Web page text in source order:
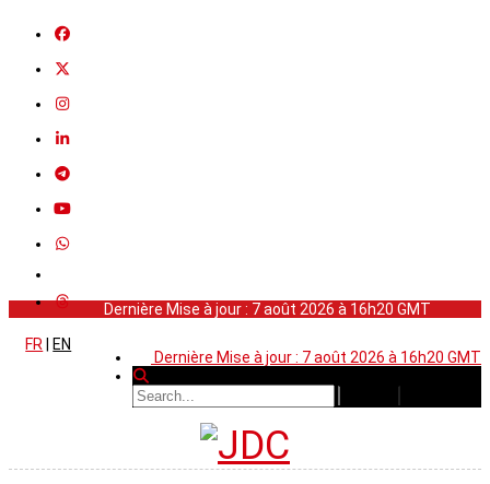
Dernière Mise à jour : 7 août 2026 à 16h20 GMT
Dernière Mise à jour : 7 août 2026 à 16h20 GMT
FR
EN